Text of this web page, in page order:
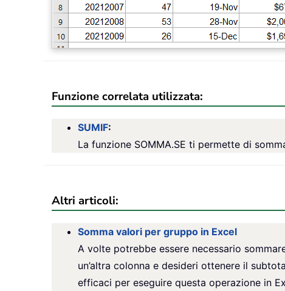
Funzione correlata utilizzata:
SUMIF:
La funzione SOMMA.SE ti permette di
Altri articoli:
Somma valori per gruppo in Excel
A volte potrebbe essere necessario
un’altra colonna e desideri ottenere il
efficaci per eseguire questa operazione in